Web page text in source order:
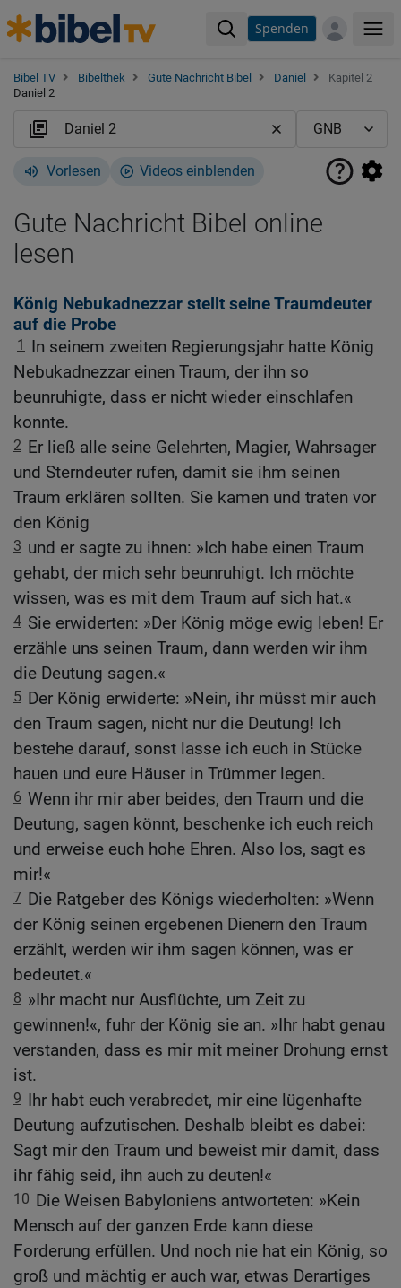
Spenden
Bibel TV Bibelthek Gute Nachricht Bibel Daniel
Kapitel 2
Daniel 2
Vorlesen Videos einblenden
Gute Nachricht Bibel online
lesen
König Nebukadnezzar stellt seine Traumdeuter
auf die Probe
1
In seinem zweiten Regierungsjahr hatte König
Nebukadnezzar einen Traum, der ihn so
beunruhigte, dass er nicht wieder einschlafen
konnte.
2 Er ließ alle seine Gelehrten, Magier, Wahrsager
und Sterndeuter rufen, damit sie ihm seinen
Traum erklären sollten. Sie kamen und traten vor
den König
3 und er sagte zu ihnen: »Ich habe einen Traum
gehabt, der mich sehr beunruhigt. Ich möchte
wissen, was es mit dem Traum auf sich hat.«
4 Sie erwiderten: »Der König möge ewig leben! Er
erzähle uns seinen Traum, dann werden wir ihm
die Deutung sagen.«
5 Der König erwiderte: »Nein, ihr müsst mir auch
den Traum sagen, nicht nur die Deutung! Ich
bestehe darauf, sonst lasse ich euch in Stücke
hauen und eure Häuser in Trümmer legen.
6 Wenn ihr mir aber beides, den Traum und die
Deutung, sagen könnt, beschenke ich euch reich
und erweise euch hohe Ehren. Also los, sagt es
mir!«
7 Die Ratgeber des Königs wiederholten: »Wenn
der König seinen ergebenen Dienern den Traum
erzählt, werden wir ihm sagen können, was er
bedeutet.«
8 »Ihr macht nur Ausflüchte, um Zeit zu
gewinnen!«, fuhr der König sie an. »Ihr habt genau
verstanden, dass es mir mit meiner Drohung ernst
ist.
9 Ihr habt euch verabredet, mir eine lügenhafte
Deutung aufzutischen. Deshalb bleibt es dabei:
Sagt mir den Traum und beweist mir damit, dass
ihr fähig seid, ihn auch zu deuten!«
10 Die Weisen Babyloniens antworteten: »Kein
Mensch auf der ganzen Erde kann diese
Forderung erfüllen. Und noch nie hat ein König, so
groß und mächtig er auch war, etwas Derartiges